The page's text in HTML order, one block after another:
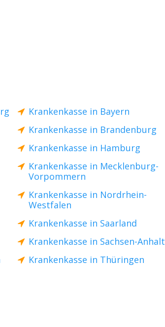
Krankenkasse in Bayern
Krankenkasse in Brandenburg
Krankenkasse in Hamburg
Krankenkasse in Mecklenburg-
Vorpommern
Krankenkasse in Nordrhein-
Westfalen
Krankenkasse in Saarland
Krankenkasse in Sachsen-Anhalt
Krankenkasse in Thüringen